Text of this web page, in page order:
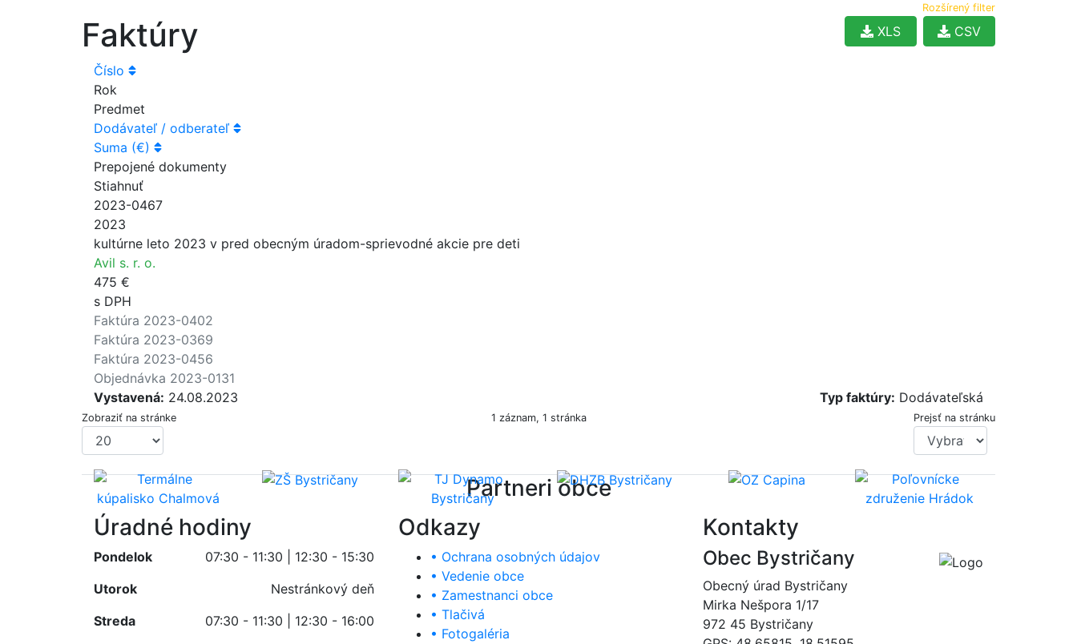
Rozšírený filter
Faktúry CSV
XLS
Číslo
Rok
Predmet
Dodávateľ / odberateľ
Suma (€)
Prepojené dokumenty
Stiahnuť
2023-0467
2023
kultúrne leto 2023 v pred obecným úradom-sprievodné akcie pre deti
Avil s. r. o.
475 €
s DPH
Faktúra 2023-0402
Faktúra 2023-0369
Faktúra 2023-0456
Objednávka 2023-0131
Vystavená: 24.08.2023 Typ faktúry: Dodávateľská
1 záznam, 1 stránka
Zobraziť na stránke Prejsť na stránku
Partneri obce
Úradné hodiny
Pondelok
07:30 - 11:30 | 12:30 - 15:30
Utorok
Nestránkový deň
Streda
07:30 - 11:30 | 12:30 - 16:00
Odkazy
• Ochrana osobných údajov
• Vedenie obce
• Zamestnanci obce
• Tlačivá
• Fotogaléria
Kontakty
Obec Bystričany
Obecný úrad Bystričany
Mirka Nešpora 1/17
972 45 Bystričany